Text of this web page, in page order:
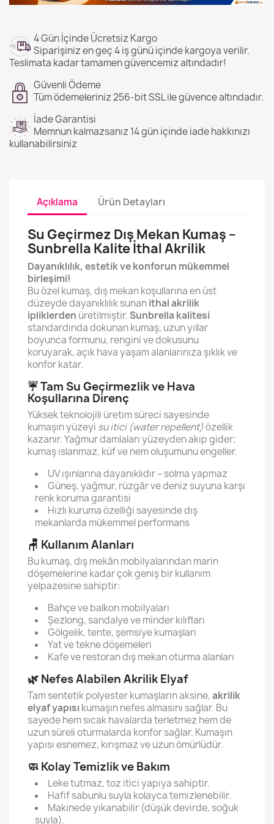
4 Gün İçinde Ücretsiz Kargo
Siparişiniz en geç 4 iş günü içinde kargoya verilir.
Teslimata kadar tamamen güvencemiz altındadır!
Güvenli Ödeme
Tüm ödemeleriniz 256-bit SSL ile güvence altındadır.
İade Garantisi
Memnun kalmazsanız 14 gün içinde iade hakkınızı
kullanabilirsiniz
Açıklama Ürün Detayları
Su Geçirmez Dış Mekan Kumaş –
Sunbrella Kalite İthal Akrilik
Dayanıklılık, estetik ve konforun mükemmel
birleşimi!
Bu özel kumaş, dış mekan koşullarına en üst
düzeyde dayanıklılık sunanithal akrilik
ipliklerden üretilmiştir.Sunbrella kalitesi
standardında dokunan kumaş, uzun yıllar
boyunca formunu, rengini ve dokusunu
koruyarak, açık hava yaşam alanlarınıza şıklık ve
konfor katar.
☔ Tam Su Geçirmezlik ve Hava
Koşullarına Direnç
Yüksek teknolojili üretim süreci sayesinde
kumaşın yüzeyi su itici (water repellent)özellik
kazanır. Yağmur damlaları yüzeyden akıp gider;
kumaş ıslanmaz, küf ve nem oluşumunu engeller.
UV ışınlarına dayanıklıdır – solma yapmaz
Güneş, yağmur, rüzgâr ve deniz suyuna karşı
renk koruma garantisi
Hızlı kuruma özelliği sayesinde dış
mekanlarda mükemmel performans
🪑 Kullanım Alanları
Bu kumaş, dış mekân mobilyalarından marin
döşemelerine kadar çok geniş bir kullanım
yelpazesine sahiptir:
Bahçe ve balkon mobilyaları
Şezlong, sandalye ve minder kılıfları
Gölgelik, tente, şemsiye kumaşları
Yat ve tekne döşemeleri
Kafe ve restoran dış mekan oturma alanları
🌿 Nefes Alabilen Akrilik Elyaf
Tam sentetik polyester kumaşların aksine,akrilik
elyaf yapısı kumaşın nefes almasını sağlar. Bu
sayede hem sıcak havalarda terletmez hem de
uzun süreli oturmalarda konfor sağlar. Kumaşın
yapısı esnemez, kırışmaz ve uzun ömürlüdür.
🧼 Kolay Temizlik ve Bakım
Leke tutmaz, toz itici yapıya sahiptir.
Hafif sabunlu suyla kolayca temizlenebilir.
Makinede yıkanabilir (düşük devirde, soğuk
suyla).